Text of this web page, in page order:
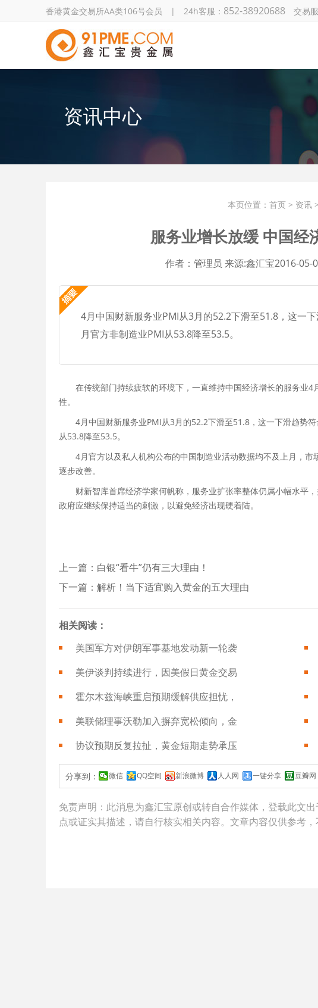
香港黄金交易所AA类106号会员 | 24h客服： 852-38920688 交易服
资讯中心
本页位置： 首页 > 资讯 >
服务业增长放缓 中国经
作者： 管理员 来源:鑫汇宝2016-05-
4月中国财新服务业PMI从3月的52.2下滑至51.8，这一
月官方非制造业PMI从53.8降至53.5。
在传统部门持续疲软的环境下，一直维持中国经济增长的服务业
性。
4月中国财新服务业PMI从3月的52.2下滑至51.8，这一下滑趋势
从53.8降至53.5。
4月官方以及私人机构公布的中国制造业活动数据均不及上月，
逐步改善。
财新智库首席经济学家何帆称，服务业扩张率整体仍属小幅水平
政府应继续保持适当的刺激，以避免经济出现硬着陆。
上一篇：白银“看牛”仍有三大理由！
下一篇：解析！当下适宜购入黄金的五大理由
相关阅读：
美国军方对伊朗军事基地发动新一轮袭
美伊谈判持续进行，因美假日黄金交易
霍尔木兹海峡重启预期缓解供应担忧，
美联储理事沃勒加入摒弃宽松倾向，金
协议预期反复拉扯，黄金短期走势承压
分享到： 微信 QQ空间 新浪微博 人人网 一键分享 豆瓣网
免责声明：此消息为鑫汇宝原创或转自合作媒体，登载此文
点或证实其描述，请自行核实相关内容。文章内容仅供参考